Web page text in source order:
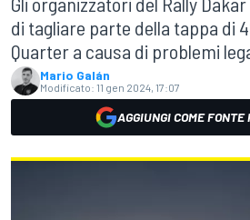
di tagliare parte della tappa di
Quarter a causa di problemi
Mario Galán
Modificato: 11 gen 2024, 17:07
AGGIUNGI COME FONTE